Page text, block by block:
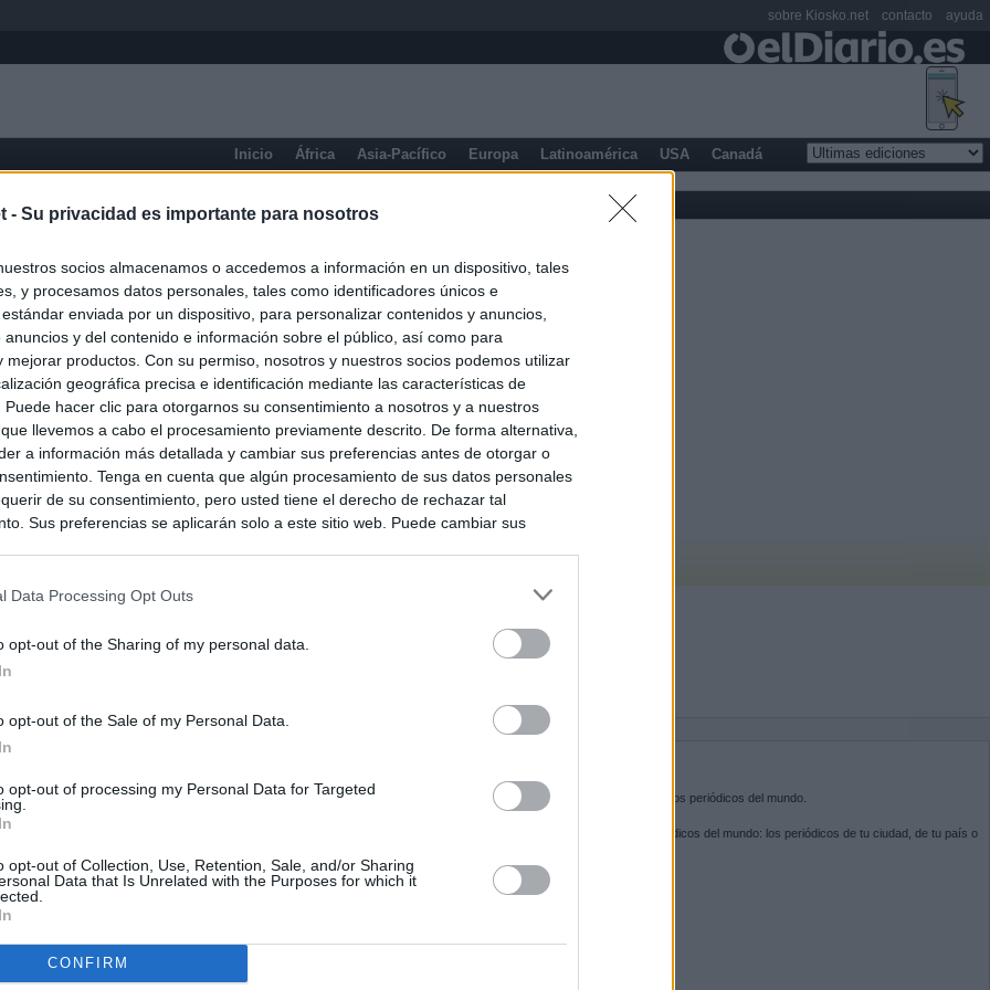
- Su privacidad es importante para nosotros
socios almacenamos o accedemos a información en un dispositivo, tales
y procesamos datos personales, tales como identificadores únicos e
enviada por un dispositivo, para personalizar contenidos y anuncios,
anuncios y del contenido e información sobre el público, así como para
mejorar productos. Con su permiso, nosotros y nuestros socios podemos utilizar
geográfica precisa e identificación mediante las características de
Puede hacer clic para otorgarnos su consentimiento a nosotros y a nuestros
llevemos a cabo el procesamiento previamente descrito. De forma alternativa,
a información más detallada y cambiar sus preferencias antes de otorgar o
Tenga en cuenta que algún procesamiento de sus datos personales
de su consentimiento, pero usted tiene el derecho de rechazar tal
Sus preferencias se aplicarán solo a este sitio web. Puede cambiar sus
Data Processing Opt Outs
opt-out of the Sharing of my personal data.
opt-out of the Sale of my Personal Data.
opt-out of processing my Personal Data for Targeted
opt-out of Collection, Use, Retention, Sale, and/or Sharing
Data that Is Unrelated with the Purposes for which it
CONFIRM
Inicio África Asia-Pacífico Europa Latinoamérica USA Canadá
Ceuta y Melilla
Ayuso señaló por la compra del ático: "Lo que no se dice es
residencia oficial para la presidenta"
Ayuso no puede destinar directamente la venta del ático de
por los incendios
de los honorarios de la inmobiliaria a la estimación de venta
Kiosko.net es la puerta de entrada a los periódicos del mundo.
Navega por las portadas de los periódicos del mundo: los periódicos de tu ciudad, de tu país o
SÍGUENOS
sobre Kiosko.net contacto ayuda